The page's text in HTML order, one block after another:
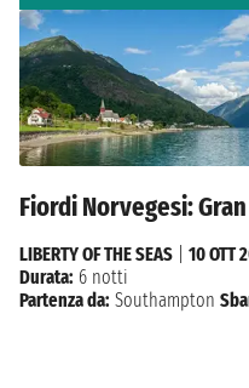
Fiordi Norvegesi:
LIBERTY OF THE SEAS
10 OTT
Durata: 6 notti
Partenza da: Southampton